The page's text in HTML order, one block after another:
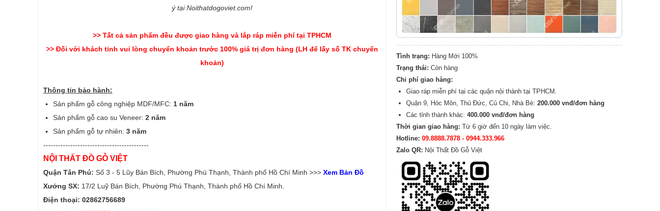
ý tại Noithatdogoviet.com!
>> Tất cả sản phẩm đều được giao hàng và lắp ráp miễn phí tại TPHCM
>> Đối với khách tỉnh vui lòng chuyển khoản trước 100% giá trị đơn hàng (LH để lấy số TK chuyển
khoản)
Thông tin bảo hành:
Sản phẩm gỗ công nghiệp MDF/MFC: 1 năm
Sản phẩm gỗ cao su Veneer: 2 năm
Sản phẩm gỗ tự nhiên: 3 năm
-------------------------------------------
NỘI THẤT ĐỒ GỖ VIỆT
Quận Tân Phú: Số 3 - 5 Lũy Bán Bích, Phường Phú Thạnh, Thành phố Hồ Chí Minh >>> Xem Bản Đồ
Xưởng SX: 17/2 Luỹ Bán Bích, Phường Phú Thạnh, Thành phố Hồ Chí Minh.
Điện thoại: 02862756689
Tình trạng: Hàng Mới 100%
Trạng thái: Còn hàng
Chi phí giao hàng:
Giao ráp miễn phí tại các quận nội thành tại TPHCM.
Quận 9, Hóc Môn, Thủ Đức, Củ Chi, Nhà Bè: 200.000 vnđ/đơn hàng
Các tỉnh thành khác: 400.000 vnđ/đơn hàng
Thời gian giao hàng: Từ 6 giờ đến 10 ngày làm việc.
Hotline: 09.8888.7878 - 0944.333.966
Zalo QR: Nội Thất Đồ Gỗ Việt